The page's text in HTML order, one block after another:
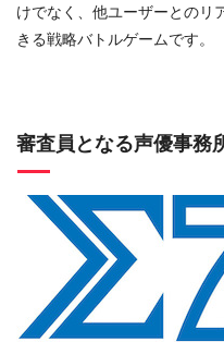
けでなく、他ユーザーとのリ
きる戦略バトルゲームです。
審査員となる声優事務